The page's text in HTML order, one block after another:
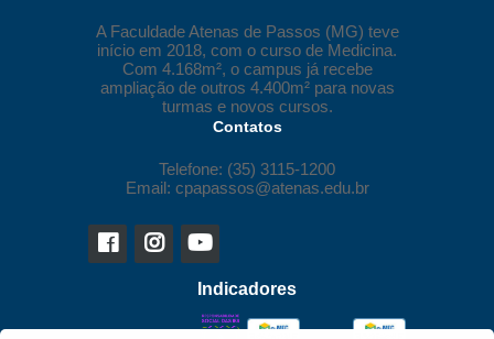
A Faculdade Atenas de Passos (MG) teve
início em 2018, com o curso de Medicina.
Com 4.168m², o campus já recebe
ampliação de outros 4.400m² para novas
turmas e novos cursos.
Contatos
Telefone: (35) 3115-1200
Email: cpapassos@atenas.edu.br
Indicadores